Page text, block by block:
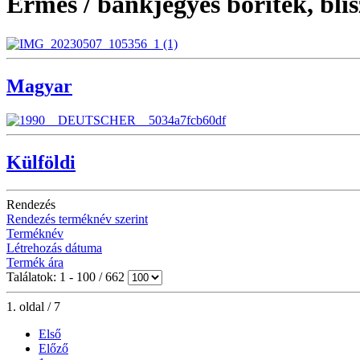
Magyar
Külföldi
Rendezés
Rendezés terméknév szerint
Terméknév
Létrehozás dátuma
Termék ára
Találatok: 1 - 100 / 662
1. oldal / 7
Első
Előző